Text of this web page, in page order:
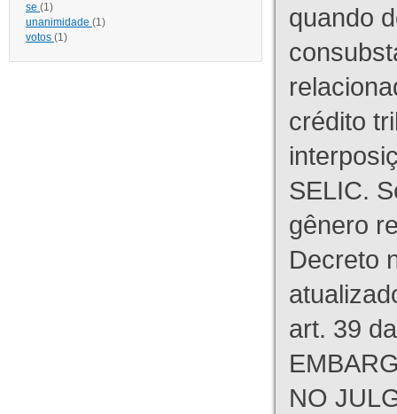
se (1)
unanimidade (1)
votos (1)
quando
crédito
SELIC.
gênero
Decreto
art. 39
NO